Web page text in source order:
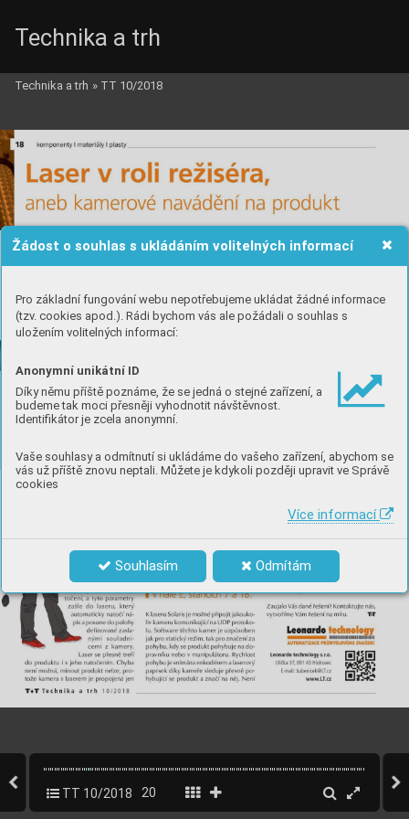
Žádost o souhlas s ukládáním volitelných informací
Pro základní fungování webu nepotřebujeme ukládat žádné informace
(tzv. cookies apod.). Rádi bychom vás ale požádali o souhlas s
uložením volitelných informací:
Anonymní unikátní ID
Díky němu příště poznáme, že se jedná o stejné zařízení, a
budeme tak moci přesněji vyhodnotit návštěvnost.
Identifikátor je zcela anonymní.
Vaše souhlasy a odmítnutí si ukládáme do vašeho zařízení, abychom se
vás už příště znovu neptali. Můžete je kdykoli později upravit ve Správě
cookies
Více informací
Souhlasím Odmítám
Technika a trh
Technika a trh » TT 10/2018
TT 10/2018 20